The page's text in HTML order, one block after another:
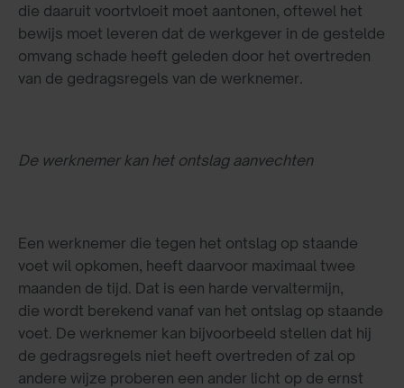
die daaruit voortvloeit moet aantonen, oftewel het
bewijs moet leveren dat de werkgever in de gestelde
omvang schade heeft geleden door het overtreden
van de gedragsregels van de werknemer.
De werknemer kan het ontslag aanvechten
Een werknemer die tegen het ontslag op staande
voet wil opkomen, heeft daarvoor maximaal twee
maanden de tijd. Dat is een harde vervaltermijn,
die wordt berekend vanaf van het ontslag op staande
voet. De werknemer kan bijvoorbeeld stellen dat hij
de gedragsregels niet heeft overtreden of zal op
andere wijze proberen een ander licht op de ernst